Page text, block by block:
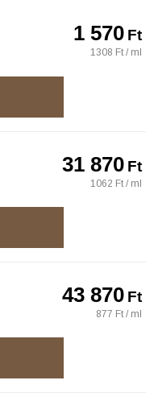
1 570Ft
1308 Ft / ml
31 870Ft
1062 Ft / ml
43 870Ft
877 Ft / ml